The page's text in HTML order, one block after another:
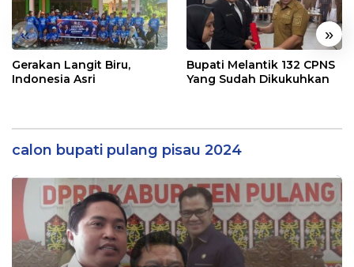
« »
Gerakan Langit Biru,
Indonesia Asri
Bupati Melantik 132 CPNS
Yang Sudah Dikukuhkan
calon bupati pulang pisau 2024